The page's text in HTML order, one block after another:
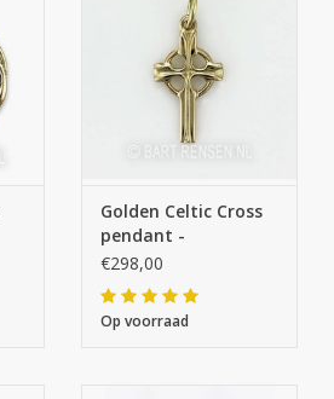
Golden Celtic Cross
pendant -
€298,00
Op voorraad